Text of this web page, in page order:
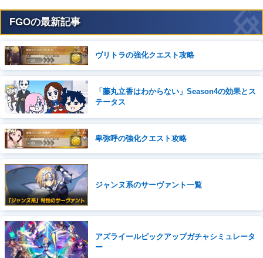
FGOの最新記事
ヴリトラの強化クエスト攻略
「藤丸立香はわからない」Season4の効果とス
テータス
卑弥呼の強化クエスト攻略
ジャンヌ系のサーヴァント一覧
アズライールピックアップガチャシミュレータ
ー